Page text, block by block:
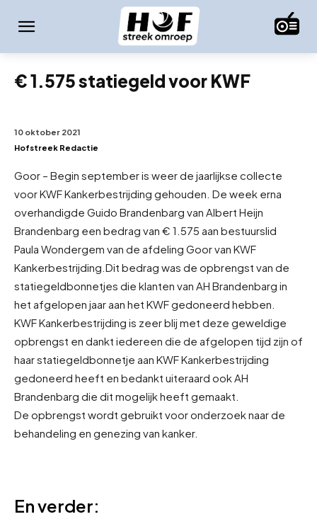
€ 1.575 statiegeld voor KWF
10 oktober 2021
Hofstreek Redactie
Goor – Begin september is weer de jaarlijkse collecte
voor KWF Kankerbestrijding gehouden. De week erna
overhandigde Guido Brandenbarg van Albert Heijn
Brandenbarg een bedrag van € 1.575 aan bestuurslid
Paula Wondergem van de afdeling Goor van KWF
Kankerbestrijding. Dit bedrag was de opbrengst van de
statiegeldbonnetjes die klanten van AH Brandenbarg in
het afgelopen jaar aan het KWF gedoneerd hebben.
KWF Kankerbestrijding is zeer blij met deze geweldige
opbrengst en dankt iedereen die de afgelopen tijd zijn of
haar statiegeldbonnetje aan KWF Kankerbestrijding
gedoneerd heeft en bedankt uiteraard ook AH
Brandenbarg die dit mogelijk heeft gemaakt.
De opbrengst wordt gebruikt voor onderzoek naar de
behandeling en genezing van kanker.
En verder: